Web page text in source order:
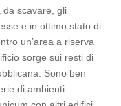
da scavare, gli
e in ottimo stato di
un’area a riserva
sorge sui resti di
Sono ben
di ambienti